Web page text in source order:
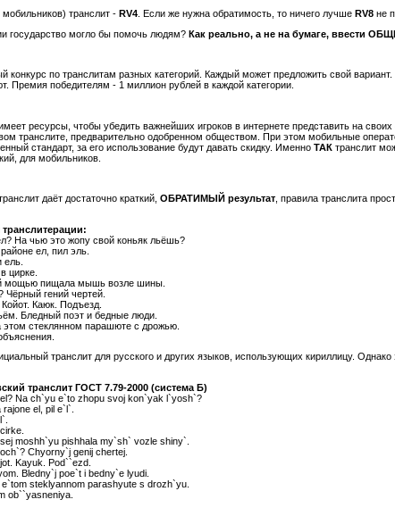
транслит - RV4 . Если же нужна обратимость, то ничего лучше RV8 не
государство могло бы помочь людям? Как реально, а не на бумаге, ввести
конкурс по транслитам разных категорий. Каждый может предложить свой
Премия победителям - 1 миллион рублей в каждой категории.
ресурсы, чтобы убедить важнейших игроков в интернете представить на
транслите, предварительно одобренном обществом. При этом мобильные
стандарт, за его использование будут давать скидку. Именно ТАК транслит
для мобильников.
даёт достаточно краткий, ОБРАТИМЫЙ результат , правила транслита
На чью это жопу свой коньяк льёшь?
ел, пил эль.
ель.
цирке.
мощью пищала мышь возле шины.
гений чертей.
Каюк. Подъезд.
Бледный поэт и бедные люди.
стеклянном парашюте с дрожью.
транслит для русского и других языков, использующих кириллицу. Однако
транслит ГОСТ 7.79-2000 (система Б)
Na ch`yu e`to zhopu svoj kon`yak l`yosh`?
el, pil e`l`.
moshh`yu pishhala my`sh` vozle shiny`.
Chyorny`j genij chertej.
Kayuk. Pod``ezd.
Bledny`j poe`t i bedny`e lyudi.
steklyannom parashyute s drozh`yu.
ob``yasneniya.